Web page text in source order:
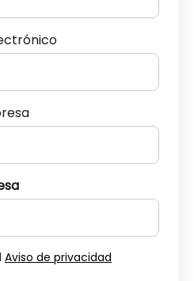
Aviso de privacidad